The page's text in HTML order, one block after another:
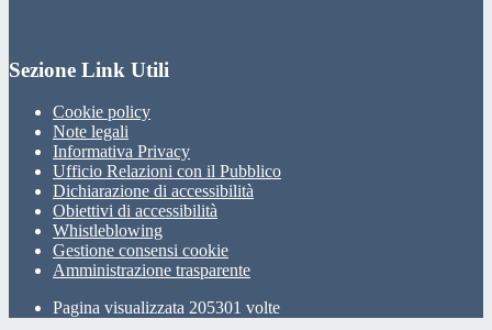
Sezione Link Utili
Cookie policy
Note legali
Informativa Privacy
Ufficio Relazioni con il Pubblico
Dichiarazione di accessibilità
Obiettivi di accessibilità
Whistleblowing
Gestione consensi cookie
Amministrazione trasparente
Pagina visualizzata 205301 volte